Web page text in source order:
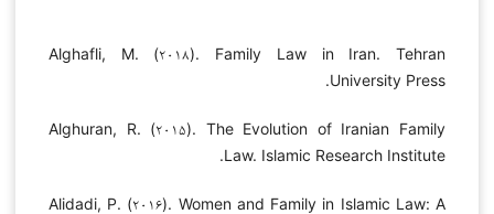
Alghafli, M. (۲۰۱۸). Family Law in Iran. Tehran
University Press.
Alghuran, R. (۲۰۱۵). The Evolution of Iranian Family
Law. Islamic Research Institute.
Alidadi, P. (۲۰۱۶). Women and Family in Islamic Law: A